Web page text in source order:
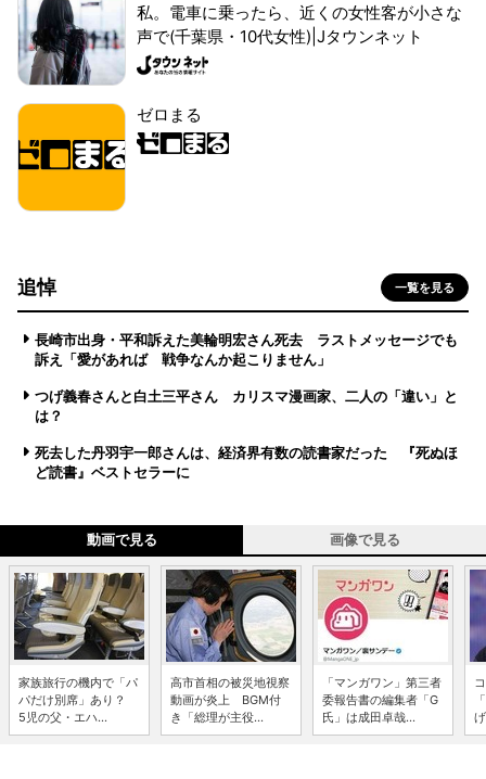
私。電車に乗ったら、近くの女性客が小さな
声で(千葉県・10代女性)|Jタウンネット
ゼロまる
追悼 一覧を見る
長崎市出身・平和訴えた美輪明宏さん死去 ラストメッセージでも
訴え「愛があれば 戦争なんか起こりません」
つげ義春さんと白土三平さん カリスマ漫画家、二人の「違い」と
は？
死去した丹羽宇一郎さんは、経済界有数の読書家だった 『死ぬほ
ど読書』ベストセラーに
動画で見る 画像で見る
家族旅行の機内で「パ
パだけ別席」あり？
5児の父・エハ...
高市首相の被災地視察
動画が炎上 BGM付
き「総理が主役...
「マンガワン」第三者
委報告書の編集者「G
氏」は成田卓哉...